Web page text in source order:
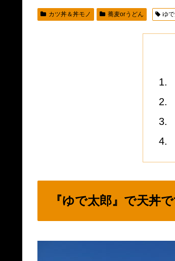
カツ丼＆丼モノ 蕎麦orうどん ゆ
『ゆで太郎』で天丼で